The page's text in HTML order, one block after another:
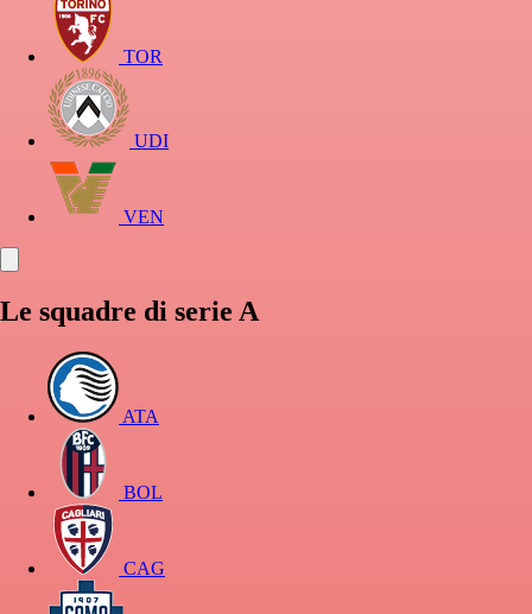
TOR
UDI
VEN
Le squadre di serie A
ATA
BOL
CAG